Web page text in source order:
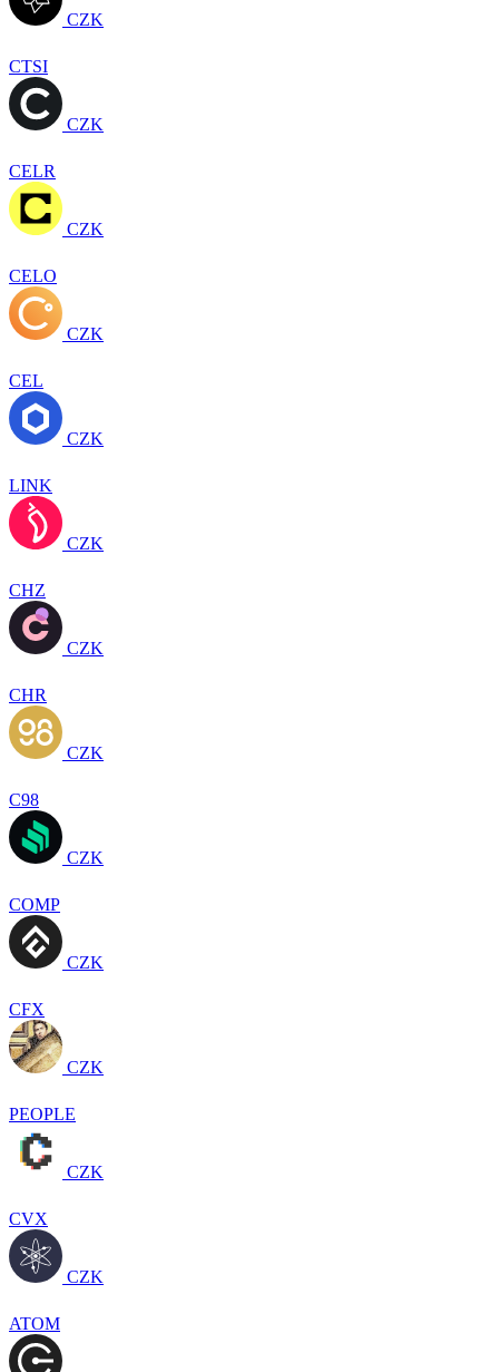
CZK
CTSI
CZK
CELR
CZK
CELO
CZK
CEL
CZK
LINK
CZK
CHZ
CZK
CHR
CZK
C98
CZK
COMP
CZK
CFX
CZK
PEOPLE
CZK
CVX
CZK
ATOM